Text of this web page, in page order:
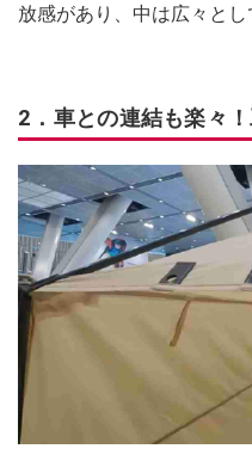
放感があり、中は広々とし
2．車との連結も楽々